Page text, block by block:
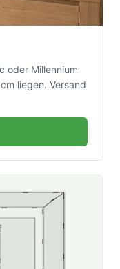
oder Millennium
liegen. Versand